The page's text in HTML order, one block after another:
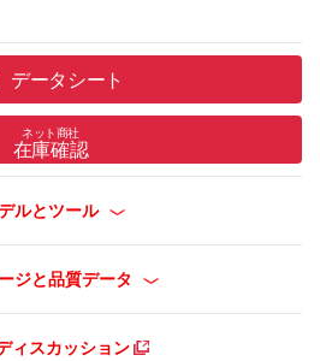
データシート
ネット商社
在庫確認
ルとツール
ジと品質データ
ィスカッション